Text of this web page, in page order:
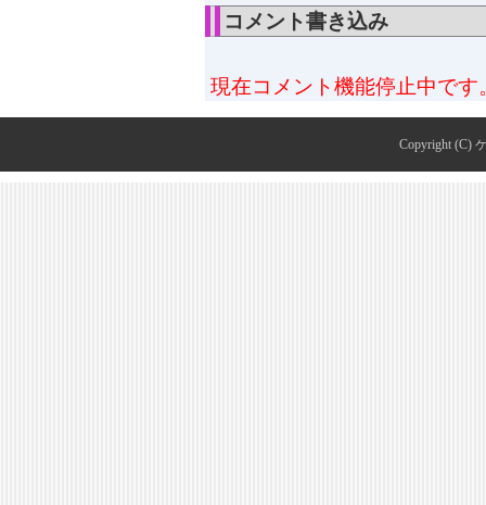
コメント書き込み
現在コメント機能停止中です
Copyright (C)